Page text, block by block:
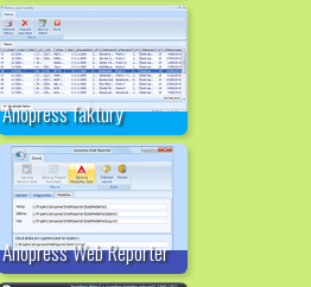
Anopress faktury
Anopress Web Reporter